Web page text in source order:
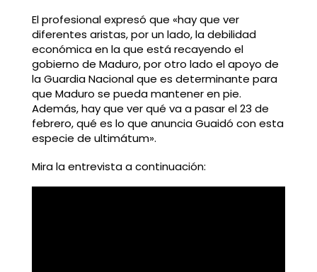
El profesional expresó que «hay que ver
diferentes aristas, por un lado, la debilidad
económica en la que está recayendo el
gobierno de Maduro, por otro lado el apoyo de
la Guardia Nacional que es determinante para
que Maduro se pueda mantener en pie.
Además, hay que ver qué va a pasar el 23 de
febrero, qué es lo que anuncia Guaidó con esta
especie de ultimátum».
Mira la entrevista a continuación: